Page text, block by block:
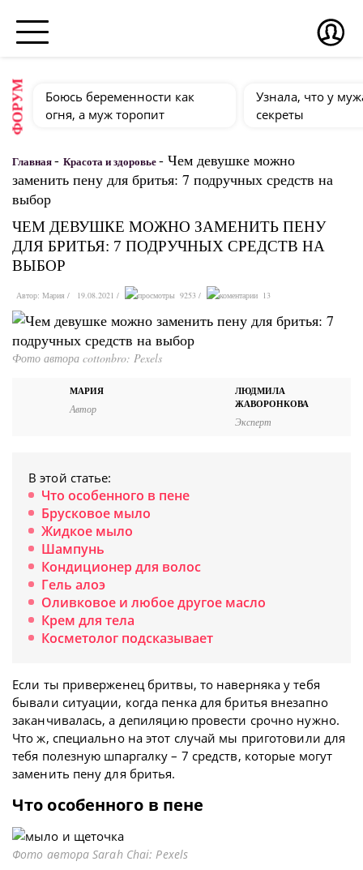
ФОРУМ
Боюсь беременности как
огня, а муж торопит
Узнала, что у
секреты
Главная- Красота и здоровье- Чем девушке можно
заменить пену для бритья: 7 подручных средств на
выбор
ЧЕМ ДЕВУШКЕ МОЖНО ЗАМЕНИТЬ ПЕНУ
ДЛЯ БРИТЬЯ: 7 ПОДРУЧНЫХ СРЕДСТВ НА
ВЫБОР
Автор: Мария 19.08.2021 9253 13
Фото автора cottonbro: Pexels
МАРИЯ
Автор
ЛЮДМИЛА
ЖАВОРОНКОВА
Эксперт
В этой статье:
Что особенного в пене
Брусковое мыло
Жидкое мыло
Шампунь
Кондиционер для волос
Гель алоэ
Оливковое и любое другое масло
Крем для тела
Косметолог подсказывает
Если ты приверженец бритвы, то наверняка у тебя
бывали ситуации, когда пенка для бритья внезапно
заканчивалась, а депиляцию провести срочно нужно.
Что ж, специально на этот случай мы приготовили для
тебя полезную шпаргалку – 7 средств, которые могут
заменить пену для бритья.
Что особенного в пене
Фото автора Sarah Chai: Pexels